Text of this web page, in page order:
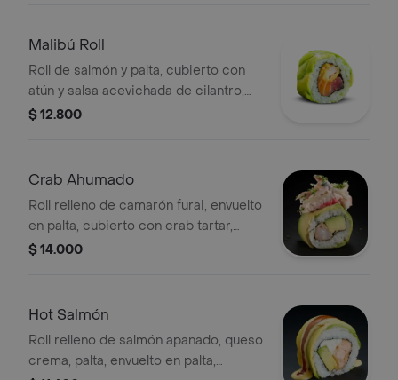
Malibú Roll
Roll de salmón y palta, cubierto con
atún y salsa acevichada de cilantro,
espolvoreado con chichimi.
$ 12.800
Crab Ahumado
Roll relleno de camarón furai, envuelto
en palta, cubierto con crab tartar,
pepino, ciboulette y acevichada
$ 14.000
Hot Salmón
Roll relleno de salmón apanado, queso
crema, palta, envuelto en palta,